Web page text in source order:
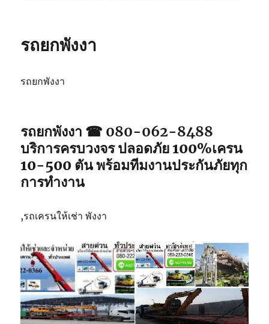
รถยกพังงา
รถยกพังงา
รถยกพังงา ☎ 080-062-8488
บริการครบวงจร ปลอดภัย 100%เครน
10-500 ตัน พร้อมทีมงานประกันภัยทุก
การทำงาน
,รถเครนให้เช่า พังงา